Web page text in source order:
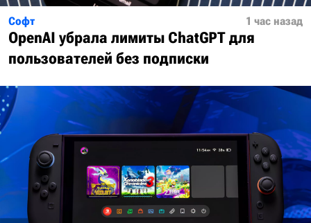
Софт 1 час назад
OpenAI убрала лимиты ChatGPT для
пользователей без подписки